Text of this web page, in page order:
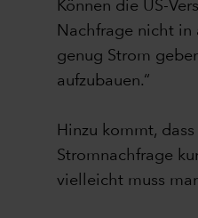
Können die US-
Nachfrage nicht in
genug Strom
aufzubauen.“
Hinzu kommt,
Stromnachfrage
vielleicht muss